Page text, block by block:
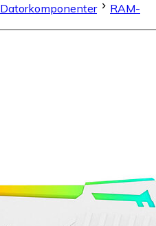
Datorkomponenter
RAM-